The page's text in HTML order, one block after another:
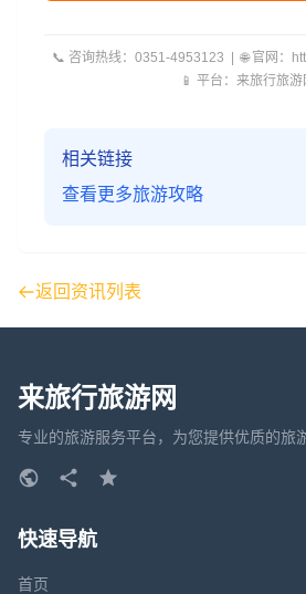
📞 咨询热线：0351-4953123 | 🌐 官网：
📱 平台：来旅行旅游
相关链接
查看更多旅游攻略
返回资讯列表
来旅行旅游网
专业的旅游服务平台，为您提供优质的旅
快速导航
首页